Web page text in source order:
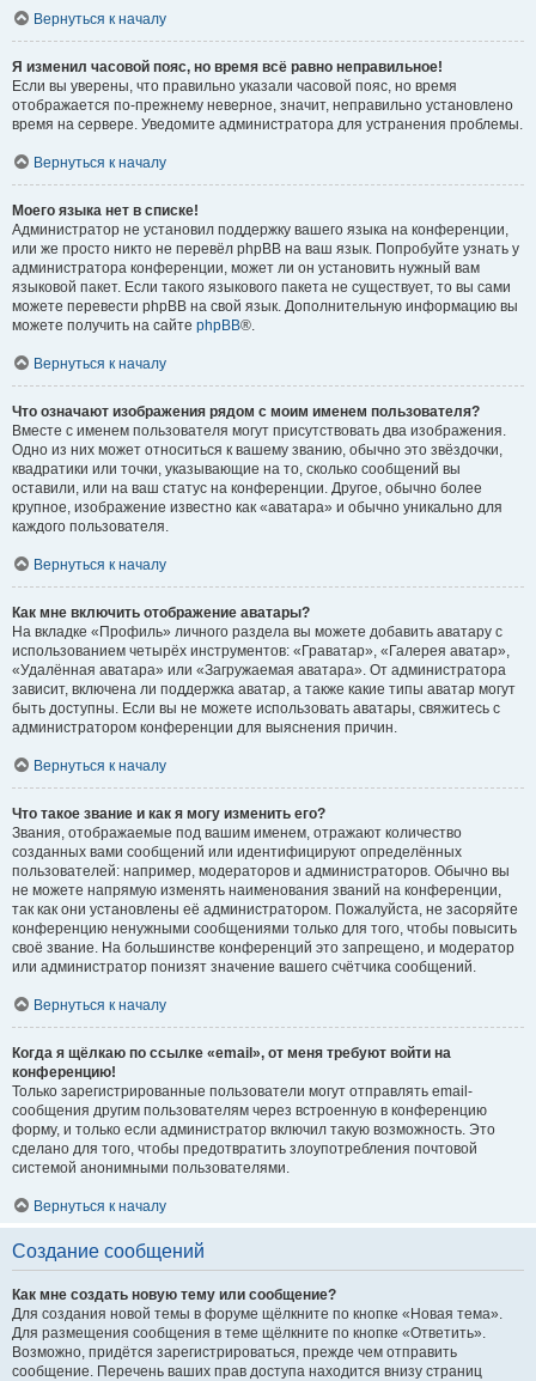
Вернуться к началу
Я изменил часовой пояс, но время всё равно неправильное!
Если вы уверены, что правильно указали часовой пояс, но время
отображается по-прежнему неверное, значит, неправильно установлено
время на сервере. Уведомите администратора для устранения проблемы.
Вернуться к началу
Моего языка нет в списке!
Администратор не установил поддержку вашего языка на конференции,
или же просто никто не перевёл phpBB на ваш язык. Попробуйте узнать у
администратора конференции, может ли он установить нужный вам
языковой пакет. Если такого языкового пакета не существует, то вы сами
можете перевести phpBB на свой язык. Дополнительную информацию вы
можете получить на сайте phpBB®.
Вернуться к началу
Что означают изображения рядом с моим именем пользователя?
Вместе с именем пользователя могут присутствовать два изображения.
Одно из них может относиться к вашему званию, обычно это звёздочки,
квадратики или точки, указывающие на то, сколько сообщений вы
оставили, или на ваш статус на конференции. Другое, обычно более
крупное, изображение известно как «аватара» и обычно уникально для
каждого пользователя.
Вернуться к началу
Как мне включить отображение аватары?
На вкладке «Профиль» личного раздела вы можете добавить аватару с
использованием четырёх инструментов: «Граватар», «Галерея аватар»,
«Удалённая аватара» или «Загружаемая аватара». От администратора
зависит, включена ли поддержка аватар, а также какие типы аватар могут
быть доступны. Если вы не можете использовать аватары, свяжитесь с
администратором конференции для выяснения причин.
Вернуться к началу
Что такое звание и как я могу изменить его?
Звания, отображаемые под вашим именем, отражают количество
созданных вами сообщений или идентифицируют определённых
пользователей: например, модераторов и администраторов. Обычно вы
не можете напрямую изменять наименования званий на конференции,
так как они установлены её администратором. Пожалуйста, не засоряйте
конференцию ненужными сообщениями только для того, чтобы повысить
своё звание. На большинстве конференций это запрещено, и модератор
или администратор понизят значение вашего счётчика сообщений.
Вернуться к началу
Когда я щёлкаю по ссылке «email», от меня требуют войти на
конференцию!
Только зарегистрированные пользователи могут отправлять email-
сообщения другим пользователям через встроенную в конференцию
форму, и только если администратор включил такую возможность. Это
сделано для того, чтобы предотвратить злоупотребления почтовой
системой анонимными пользователями.
Вернуться к началу
Создание сообщений
Как мне создать новую тему или сообщение?
Для создания новой темы в форуме щёлкните по кнопке «Новая тема».
Для размещения сообщения в теме щёлкните по кнопке «Ответить».
Возможно, придётся зарегистрироваться, прежде чем отправить
сообщение. Перечень ваших прав доступа находится внизу страниц